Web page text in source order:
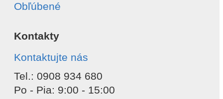
Obľúbené
Kontakty
Kontaktujte nás
Tel.: 0908 934 680
Po - Pia: 9:00 - 15:00